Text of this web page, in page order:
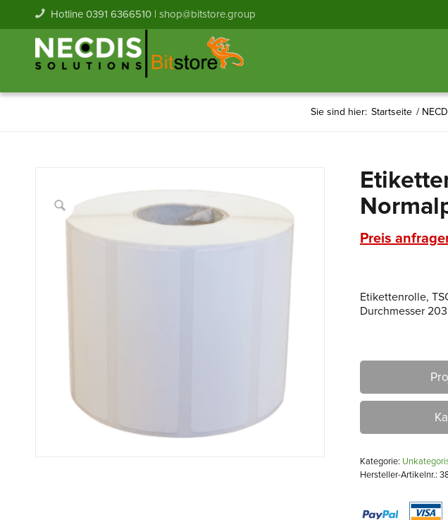
Hotline 0391 6366510 | shop@bitstore.group
Sie sind hier: Startseite /
Preis
Etikettenrolle,
Durchmesser
Kategorie:
Hersteller-Artikelnr.: